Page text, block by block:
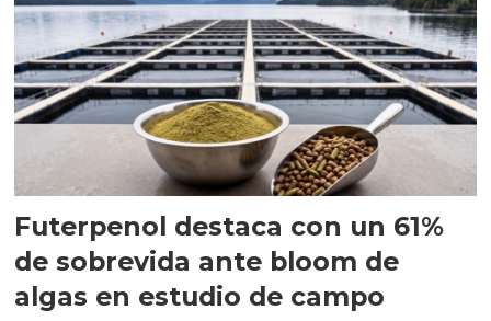
Futerpenol destaca con un 61%
de sobrevida ante bloom de
algas en estudio de campo